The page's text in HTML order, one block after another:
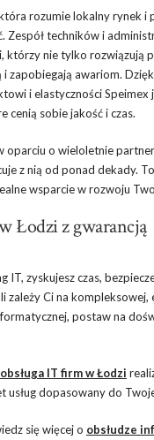
rozumie lokalny rynek i
Zespół techników i
którzy nie tylko rozwiązują
zapobiegają awariom.
i elastyczności Speimex
cenią sobie jakość i czas.
oparciu o wieloletnie
z nią od ponad dekady.
wsparcie w rozwoju
Łodzi z gwarancją
IT, zyskujesz czas,
zależy Ci na kompleksowej,
postaw na
obsługa IT firm w Łodzi
usług dopasowany do
się więcej o obsłudze